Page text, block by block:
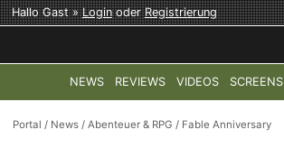
Hallo Gast »LoginoderRegistrierung
NEWS REVIEWS VIDEOS SCREENS
TOP-THEMEN: COD: MODERN WARFARE 4
Portal / News /Abenteuer & RPG / Fable Anniversary